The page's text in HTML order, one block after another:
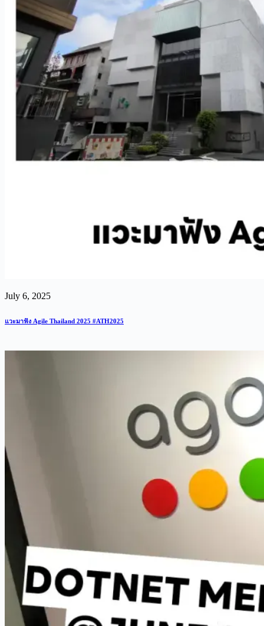
July 6, 2025
แวะมาฟัง Agile Thailand 2025 #ATH2025